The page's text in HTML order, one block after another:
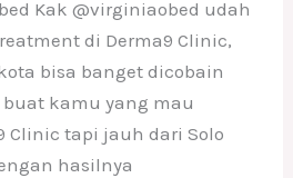
Kak @virginiaobed udah
di Derma9 Clinic,
bisa banget dicobain
kamu yang mau
Clinic tapi jauh dari Solo
hasilnya